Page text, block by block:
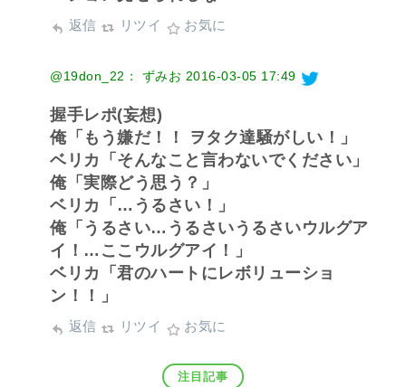
返信 リツイ お気に
@19don_22： ずみお 2016-03-05 17:49
握手レポ(妄想)
俺「もう嫌だ！！ ヲタク達騒がしい！」
ベリカ「そんなこと言わないでください」
俺「実際どう思う？」
ベリカ「…うるさい！」
俺「うるさい…うるさいうるさいウルグア
イ！…ここウルグアイ！」
ベリカ「君のハートにレボリューショ
ン！！」
返信 リツイ お気に
注目記事